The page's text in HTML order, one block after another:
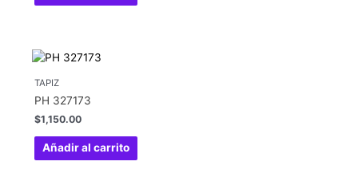
TAPIZ
PH 327173
$1,150.00
Añadir al carrito